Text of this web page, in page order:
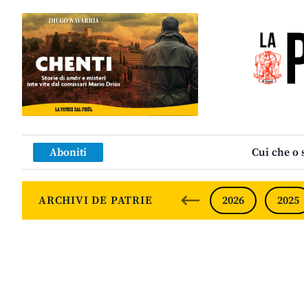
Aboniti Cui che o
ARCHIVI DE PATRIE 2026 2025